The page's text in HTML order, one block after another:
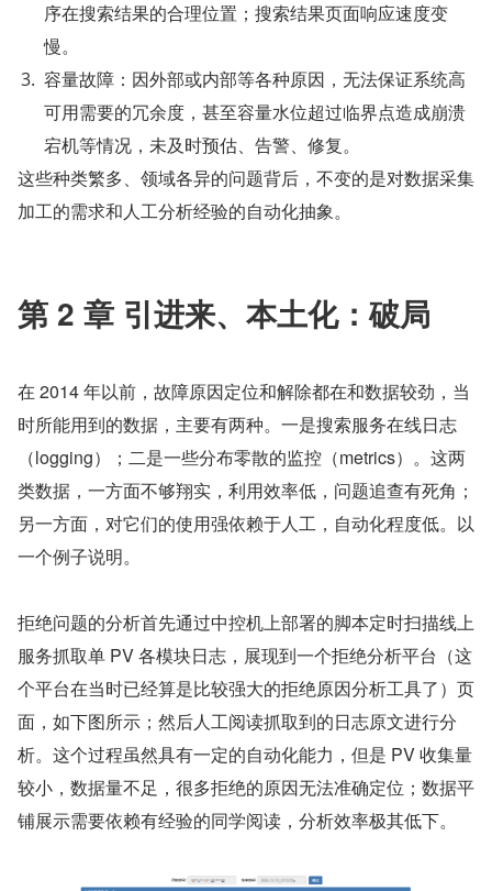
序在搜索结果的合理位置；搜索结果页面响应速度变
慢。
容量故障：因外部或内部等各种原因，无法保证系统高
可用需要的冗余度，甚至容量水位超过临界点造成崩溃
宕机等情况，未及时预估、告警、修复。
这些种类繁多、领域各异的问题背后，不变的是对数据采集
加工的需求和人工分析经验的自动化抽象。
第 2 章 引进来、本土化：破局
在 2014 年以前，故障原因定位和解除都在和数据较劲，当
时所能用到的数据，主要有两种。一是搜索服务在线日志
（logging）；二是一些分布零散的监控（metrics）。这两
类数据，一方面不够翔实，利用效率低，问题追查有死角；
另一方面，对它们的使用强依赖于人工，自动化程度低。以
一个例子说明。
拒绝问题的分析首先通过中控机上部署的脚本定时扫描线上
服务抓取单 PV 各模块日志，展现到一个拒绝分析平台（这
个平台在当时已经算是比较强大的拒绝原因分析工具了）页
面，如下图所示；然后人工阅读抓取到的日志原文进行分
析。这个过程虽然具有一定的自动化能力，但是 PV 收集量
较小，数据量不足，很多拒绝的原因无法准确定位；数据平
铺展示需要依赖有经验的同学阅读，分析效率极其低下。